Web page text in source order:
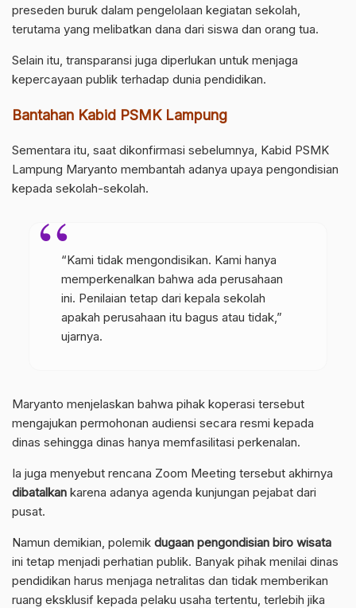
preseden buruk dalam pengelolaan kegiatan sekolah,
terutama yang melibatkan dana dari siswa dan orang tua.
Selain itu, transparansi juga diperlukan untuk menjaga
kepercayaan publik terhadap dunia pendidikan.
Bantahan Kabid PSMK Lampung
Sementara itu, saat dikonfirmasi sebelumnya, Kabid PSMK
Lampung Maryanto membantah adanya upaya pengondisian
kepada sekolah-sekolah.
“Kami tidak mengondisikan. Kami hanya
memperkenalkan bahwa ada perusahaan
ini. Penilaian tetap dari kepala sekolah
apakah perusahaan itu bagus atau tidak,”
ujarnya.
Maryanto menjelaskan bahwa pihak koperasi tersebut
mengajukan permohonan audiensi secara resmi kepada
dinas sehingga dinas hanya memfasilitasi perkenalan.
Ia juga menyebut rencana Zoom Meeting tersebut akhirnya
dibatalkan karena adanya agenda kunjungan pejabat dari
pusat.
Namun demikian, polemik dugaan pengondisian biro wisata
ini tetap menjadi perhatian publik. Banyak pihak menilai dinas
pendidikan harus menjaga netralitas dan tidak memberikan
ruang eksklusif kepada pelaku usaha tertentu, terlebih jika